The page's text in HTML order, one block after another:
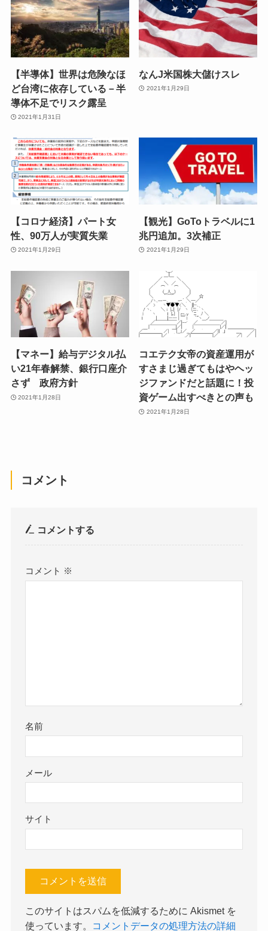
【半導体】世界は危険なほ
ど台湾に依存している－半
導体不足でリスク露呈
2021年1月31日
なんJ米国株大儲けスレ
2021年1月29日
【コロナ経済】パート女
性、90万人が実質失業
2021年1月29日
【観光】GoToトラベルに1
兆円追加。3次補正
2021年1月29日
【マネー】給与デジタル払
い21年春解禁、銀行口座介
さず 政府方針
2021年1月28日
コエテク女帝の資産運用が
すさまじ過ぎてもはやヘッ
ジファンドだと話題に！投
資ゲーム出すべきとの声も
2021年1月28日
コメント
コメントする
コメント ※
名前
メール
サイト
このサイトはスパムを低減するために Akismet を
使っています。
コメントデータの処理方法の詳細